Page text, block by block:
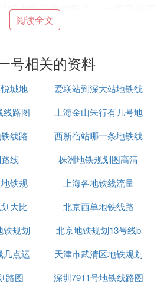
减少施工中的扬尘；一些容易产
装有防护罩，装运泥土和混凝土
1号线站点名有哪些
路、松花江路、大碶、邬隘、宝
环南路、盛莫路、福庆北路、海
福明路、樱花公园、舟孟北路、
一广场)、鼓楼、西门口、大卿
波轨道交通1号线试验段（福庆
12月，宁波轨道交通1号线一期
阅读全文
号相关的资料
城地
爱联站到深大站地铁线
路图
线路图
上海金山朱行有几号地
铁线
线路
西新宿站哪一条地铁线
线
株洲地铁规划图高清
铁规
上海各地铁线流量
大比
北京西单地铁线路
铁规划
北京地铁规划13号线b
几点运
天津市武清区地铁规划
路图
深圳7911号地铁线路图